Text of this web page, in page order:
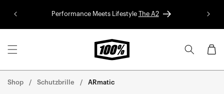
zum
Performance Meets Lifestyle The A2 Red
Shop Schutzbrille ARmatic